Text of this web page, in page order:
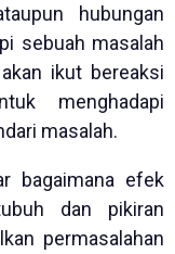
hubungan
sebuah masalah
ikut bereaksi
menghadapi
masalah.
bagaimana efek
dan pikiran
permasalahan